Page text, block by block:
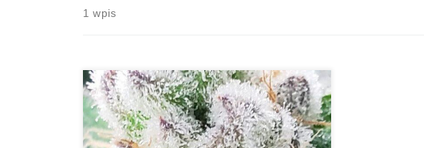
1 wpis
Utwardzanie pąków marihuany jest prawdopodobnie
najbardziej pomijanym etapem uprawy. Choć przez
wielu pomijane, jest to bardzo ważne, zwłaszcza gdy
planujesz przechowywać swoje zbiory. Zalecamy, aby